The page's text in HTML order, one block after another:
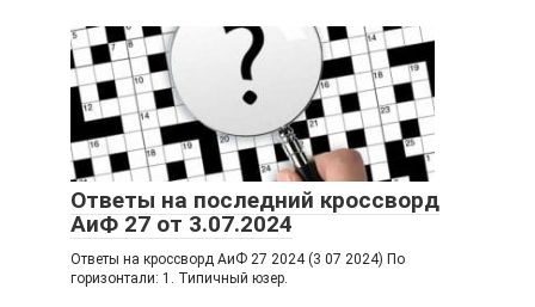
Ответы на последний кроссворд
АиФ 27 от 3.07.2024
Ответы на кроссворд АиФ 27 2024 (3 07 2024) По
горизонтали: 1. Типичный юзер.